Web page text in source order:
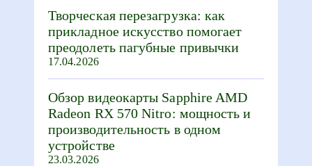
Творческая перезагрузка: как
прикладное искусство помогает
преодолеть пагубные привычки
17.04.2026
Обзор видеокарты Sapphire AMD
Radeon RX 570 Nitro: мощность и
производительность в одном
устройстве
23.03.2026